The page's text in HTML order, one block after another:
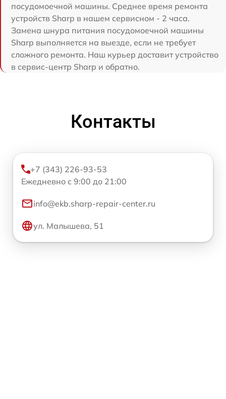
посудомоечной машины. Среднее время ремонта
устройств Sharp в нашем сервисном - 2 часа.
Замена шнура питания посудомоечной машины
Sharp выполняется на выезде, если не требует
сложного ремонта. Наш курьер доставит устройство
в сервис-центр Sharp и обратно.
Контакты
+7 (343) 226-93-53
Ежедневно с 9:00 до 21:00
info@ekb.sharp-repair-center.ru
ул. Малышева, 51